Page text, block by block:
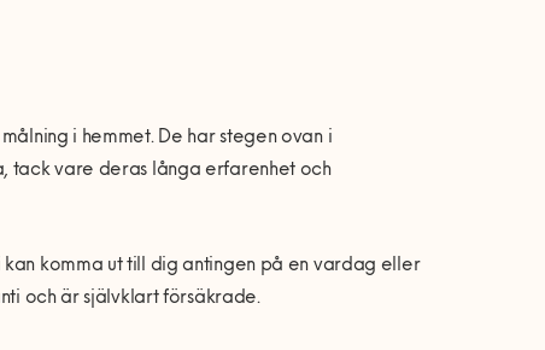
i hemmet. De har stegen ovan i
tack vare deras långa erfarenhet och
komma ut till dig antingen på en vardag eller
och är självklart försäkrade.